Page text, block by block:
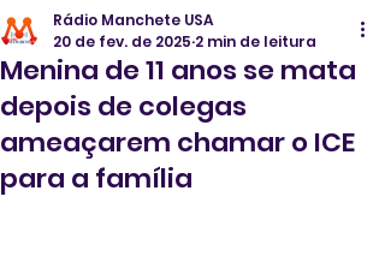
Menina de 11 anos se mata
depois de colegas
ameaçarem chamar o ICE
para a família
Rádio Manchete USA
20 de fev. de 2025 2 min de leitura